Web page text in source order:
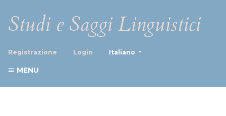
Studi e Saggi Linguistici
Registrazione Login Italiano
MENU